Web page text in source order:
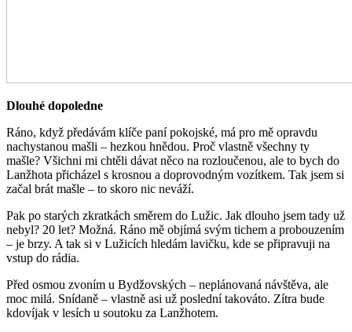
Dlouhé dopoledne
Ráno, když předávám klíče paní pokojské, má pro mě opravdu
nachystanou mašli – hezkou hnědou. Proč vlastně všechny ty
mašle? Všichni mi chtěli dávat něco na rozloučenou, ale to bych do
Lanžhota přicházel s krosnou a doprovodným vozítkem. Tak jsem si
začal brát mašle – to skoro nic neváží.
Pak po starých zkratkách směrem do Lužic. Jak dlouho jsem tady už
nebyl? 20 let? Možná. Ráno mě objímá svým tichem a probouzením
– je brzy. A tak si v Lužicích hledám lavičku, kde se připravuji na
vstup do rádia.
Před osmou zvoním u Bydžovských – neplánovaná návštěva, ale
moc milá. Snídaně – vlastně asi už poslední takováto. Zítra bude
kdovíjak v lesích u soutoku za Lanžhotem.